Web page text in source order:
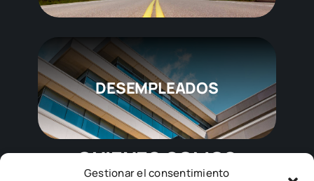
Gestionar el consentimiento
DESEMPLEADOS
QUIENES SOMOS